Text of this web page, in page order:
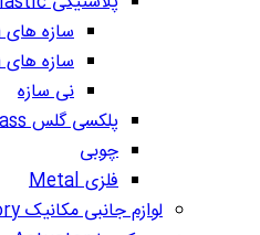
سازه های EasyMech
سازه های ToyMech
نی سازه
پلکسی گلس Plexi Glass
چوبی
فلزی Metal
لوازم جانبی مکانیک Mechanic Accessory